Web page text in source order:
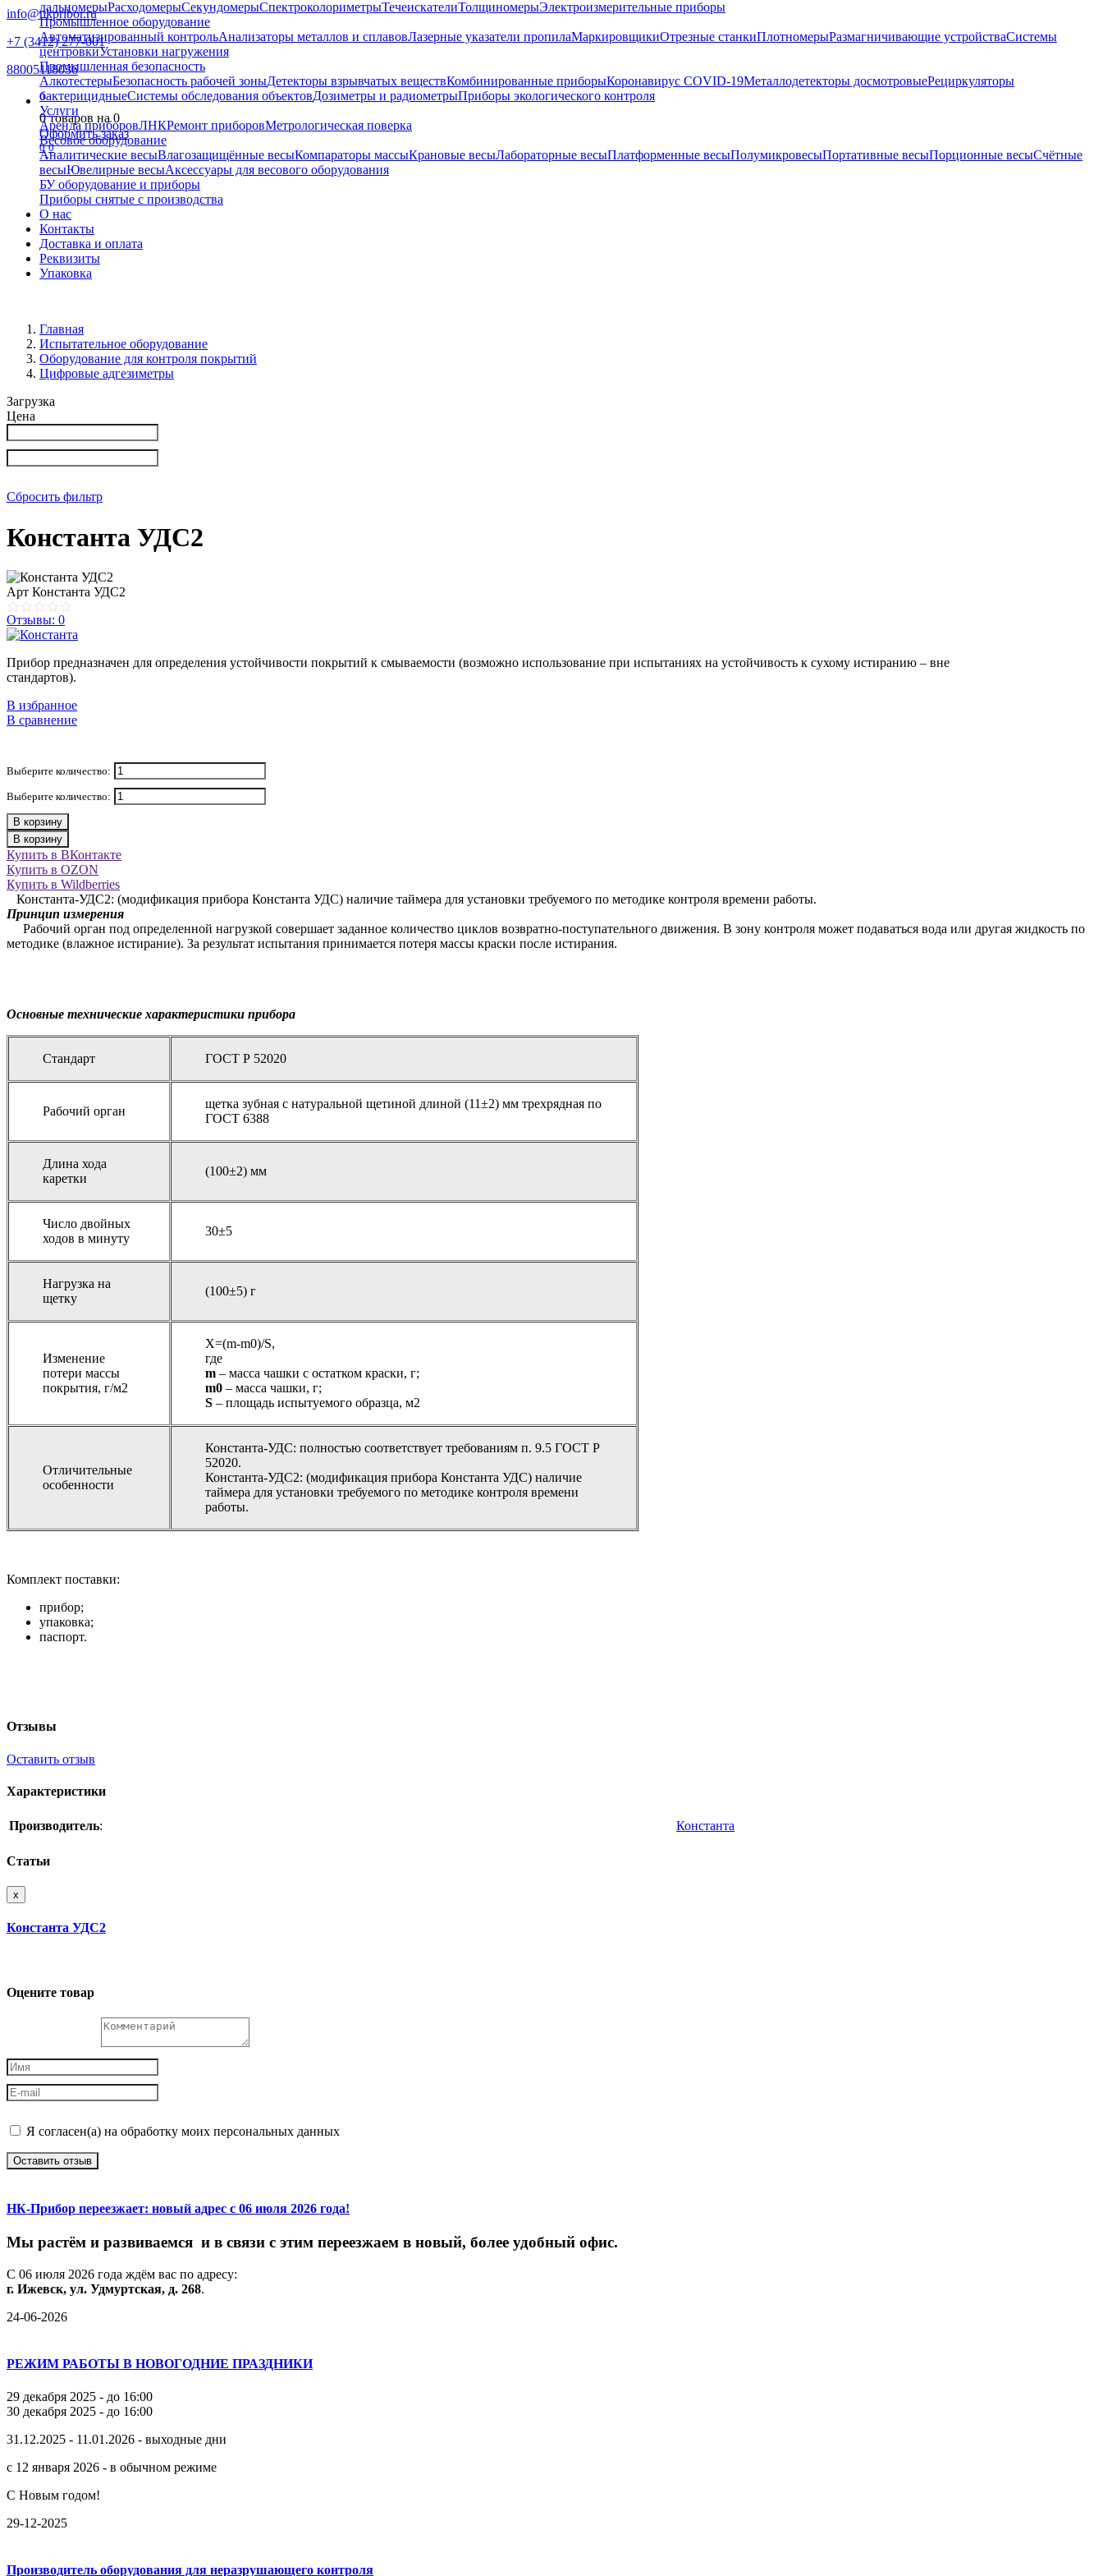
info@nkpribor.ru
+7 (3412) 277-001
88005118036
0
0 товаров на0
Оформить заказ
0 0
дальномерыРасходомерыСекундомерыСпектроколориметрыТечеискателиТолщиномерыЭлектроизмерительные приборы
Промышленное оборудование
Автоматизированный контрольАнализаторы металлов и сплавовЛазерные указатели пропилаМаркировщикиОтрезные станкиПлотномерыРазмагничивающие устройстваСистемы
центровкиУстановки нагружения
Промышленная безопасность
АлкотестерыБезопасность рабочей зоныДетекторы взрывчатых веществКомбинированные приборыКоронавирус COVID-19Металлодетекторы досмотровыеРециркуляторы
бактерицидныеСистемы обследования объектовДозиметры и радиометрыПриборы экологического контроля
Услуги
Аренда приборовЛНКРемонт приборовМетрологическая поверка
Весовое оборудование
Аналитические весыВлагозащищённые весыКомпараторы массыКрановые весыЛабораторные весыПлатформенные весыПолумикровесыПортативные весыПорционные весыСчётные
весыЮвелирные весыАксессуары для весового оборудования
БУ оборудование и приборы
Приборы снятые с производства
О нас
Контакты
Доставка и оплата
Реквизиты
Упаковка
Главная
Испытательное оборудование
Оборудование для контроля покрытий
Цифровые адгезиметры
Загрузка
Цена
Сбросить фильтр
Константа УДС2
Арт Константа УДС2
Отзывы: 0
Прибор предназначен для определения устойчивости покрытий к смываемости (возможно использование при испытаниях на устойчивость к сухому истиранию – вне
стандартов).
В избранное
В сравнение
Выберите количество:
Выберите количество:
В корзину
В корзину
Купить в ВКонтакте
Купить в OZON
Купить в Wildberries
Константа-УДС2: (модификация прибора Константа УДС) наличие таймера для установки требуемого по методике контроля времени работы.
Принцип измерения
Рабочий орган под определенной нагрузкой совершает заданное количество циклов возвратно-поступательного движения. В зону контроля может подаваться вода или другая жидкость по
методике (влажное истирание). За результат испытания принимается потеря массы краски после истирания.
Основные технические характеристики прибора
Стандарт ГОСТ Р 52020
Рабочий орган
щетка зубная с натуральной щетиной длиной (11±2) мм трехрядная по
ГОСТ 6388
Длина хода
каретки
(100±2) мм
Число двойных
ходов в минуту
30±5
Нагрузка на
щетку
(100±5) г
Изменение
потери массы
покрытия, г/м2
Х=(m-m0)/S,
где
m – масса чашки с остатком краски, г;
m0 – масса чашки, г;
S – площадь испытуемого образца, м2
Отличительные
особенности
Константа-УДС: полностью соответствует требованиям п. 9.5 ГОСТ Р
52020.
Константа-УДС2: (модификация прибора Константа УДС) наличие
таймера для установки требуемого по методике контроля времени
работы.
Комплект поставки:
прибор;
упаковка;
паспорт.
Отзывы
Оставить отзыв
Характеристики
Производитель: Константа
Статьи
x
Константа УДС2
Оцените товар
Я согласен(а) на обработку моих персональных данных
Оставить отзыв
НК-Прибор переезжает: новый адрес с 06 июля 2026 года!
Мы растём и развиваемся и в связи с этим переезжаем в новый, более удобный офис.
С 06 июля 2026 года ждём вас по адресу:
г. Ижевск, ул. Удмуртская, д. 268.
24-06-2026
РЕЖИМ РАБОТЫ В НОВОГОДНИЕ ПРАЗДНИКИ
29 декабря 2025 - до 16:00
30 декабря 2025 - до 16:00
31.12.2025 - 11.01.2026 - выходные дни
с 12 января 2026 - в обычном режиме
С Новым годом!
29-12-2025
Производитель оборудования для неразрушающего контроля